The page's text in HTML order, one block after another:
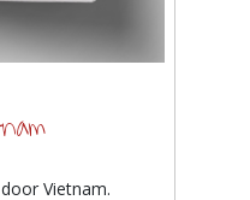
door Vietnam.